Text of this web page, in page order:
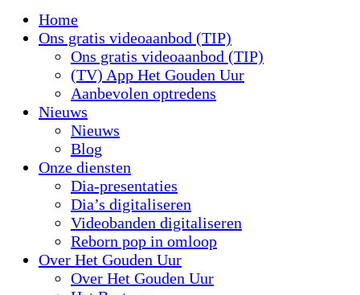
Home
Ons gratis videoaanbod (TIP)
Ons gratis videoaanbod (TIP)
(TV) App Het Gouden Uur
Aanbevolen optredens
Nieuws
Nieuws
Blog
Onze diensten
Dia-presentaties
Dia’s digitaliseren
Videobanden digitaliseren
Reborn pop in omloop
Over Het Gouden Uur
Over Het Gouden Uur